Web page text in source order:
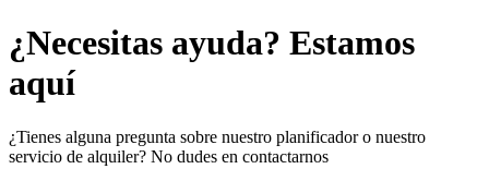
¿Necesitas ayuda? Estamos
aquí
¿Tienes alguna pregunta sobre nuestro planificador o nuestro
servicio de alquiler? No dudes en contactarnos